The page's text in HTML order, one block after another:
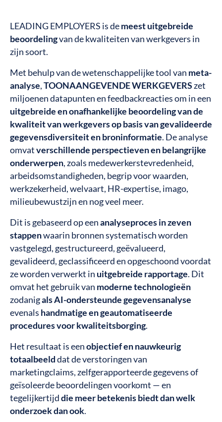
LEADING EMPLOYERS is demeest uitgebreide
beoordelingvan de kwaliteiten van werkgevers in
zijn soort.
Met behulp van de wetenschappelijke tool van meta-
analyse,TOONAANGEVENDE WERKGEVERS zet
miljoenen datapunten en feedbackreacties om in een
uitgebreide en onafhankelijke beoordeling van de
kwaliteit van werkgevers op basis van gevalideerde
gegevensdiversiteit en broninformatie. De analyse
omvatverschillende perspectieven en belangrijke
onderwerpen, zoals medewerkerstevredenheid,
arbeidsomstandigheden, begrip voor waarden,
werkzekerheid, welvaart, HR-expertise, imago,
milieubewustzijn en nog veel meer.
Dit is gebaseerd op eenanalyseproces in zeven
stappenwaarin bronnen systematisch worden
vastgelegd, gestructureerd, geëvalueerd,
gevalideerd, geclassificeerd en opgeschoond voordat
ze worden verwerkt in uitgebreide rapportage. Dit
omvat het gebruik van moderne technologieën
zodanigals AI-ondersteunde gegevensanalyse
evenals handmatige en geautomatiseerde
procedures voor kwaliteitsborging.
Het resultaat is eenobjectief en nauwkeurig
totaalbeelddat de verstoringen van
marketingclaims, zelfgerapporteerde gegevens of
geïsoleerde beoordelingen voorkomt — en
tegelijkertijddie meer betekenis biedt dan welk
onderzoek dan ook.